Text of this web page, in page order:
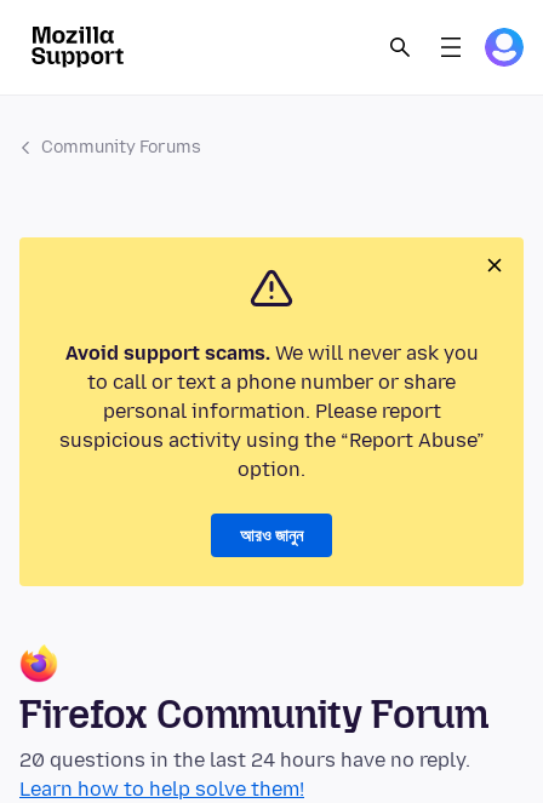
Community Forums
Avoid support scams.We will never ask you
to call or text a phone number or share
personal information. Please report
suspicious activity using the “Report Abuse”
option.
আরও জানুন
Firefox Community Forum
20 questions in the last 24 hours have no reply.
Learn how to help solve them!